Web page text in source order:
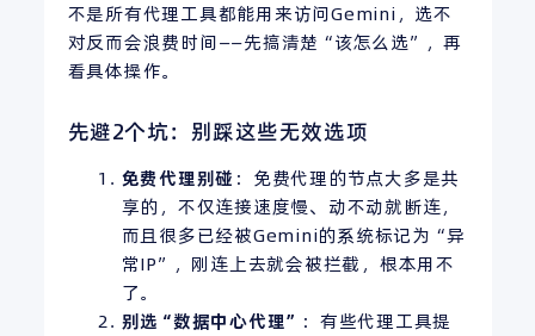
不是所有代理工具都能用来访问Gemini，选不
对反而会浪费时间——先搞清楚“该怎么选”，再
看具体操作。
先避2个坑：别踩这些无效选项
免费代理别碰 ：免费代理的节点大多是共
享的，不仅连接速度慢、动不动就断连，
而且很多已经被Gemini的系统标记为“异
常IP”，刚连上去就会被拦截，根本用不
了。
别选“数据中心代理” ：有些代理工具提